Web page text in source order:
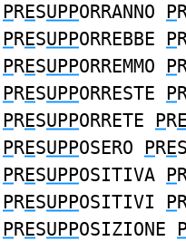
PRESUPPORRANNO P
PRESUPPORREBBE P
PRESUPPORREMMO P
PRESUPPORRESTE P
PRESUPPORRETE PRE
PRESUPPOSERO PRES
PRESUPPOSITIVA P
PRESUPPOSITIVI P
PRESUPPOSIZIONE